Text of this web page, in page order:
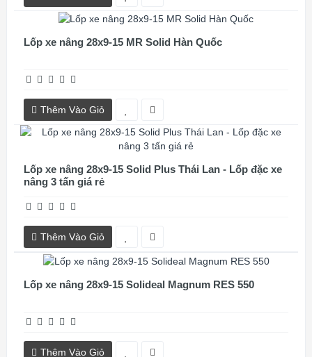
Lốp xe nâng 28x9-15 MR Solid Hàn Quốc
Thêm Vào Giỏ
Lốp xe nâng 28x9-15 Solid Plus Thái Lan - Lốp đặc xe
nâng 3 tấn giá rẻ
Thêm Vào Giỏ
Lốp xe nâng 28x9-15 Solideal Magnum RES 550
Thêm Vào Giỏ